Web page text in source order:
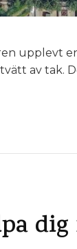
upplevt
av tak.
dig